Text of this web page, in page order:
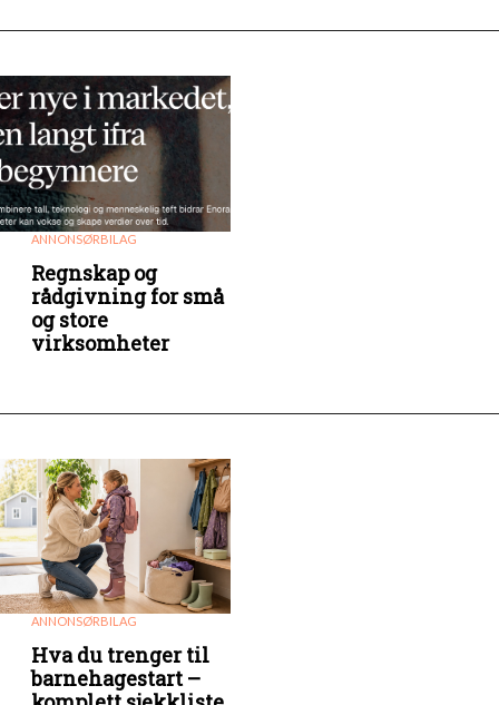
ANNONSØRBILAG
Regnskap og
rådgivning for små
og store
virksomheter
ANNONSØRBILAG
Hva du trenger til
barnehagestart –